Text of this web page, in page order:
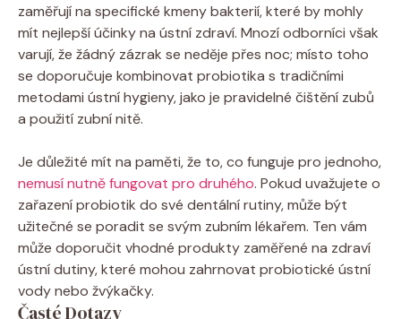
zaměřují na specifické kmeny bakterií, které by mohly
mít nejlepší účinky na ústní zdraví. Mnozí odborníci však
varují, že žádný zázrak se neděje přes noc; místo toho
se doporučuje kombinovat probiotika s tradičními
metodami ústní hygieny, jako je pravidelné čištění zubů
a použití zubní nitě.
Je důležité mít na paměti, že to, co funguje pro jednoho,
nemusí nutně fungovat pro druhého. Pokud uvažujete o
zařazení probiotik do své dentální rutiny, může být
užitečné se poradit se svým zubním lékařem. Ten vám
může doporučit vhodné produkty zaměřené na zdraví
ústní dutiny, které mohou zahrnovat probiotické ústní
vody nebo žvýkačky.
Časté Dotazy